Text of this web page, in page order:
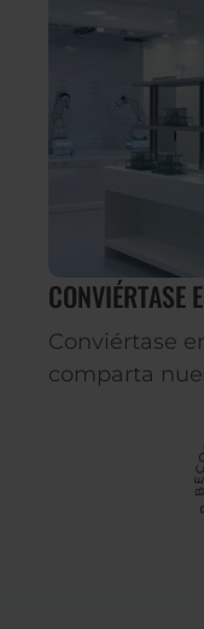
CONVIÉRTASE
Conviértase
comparta